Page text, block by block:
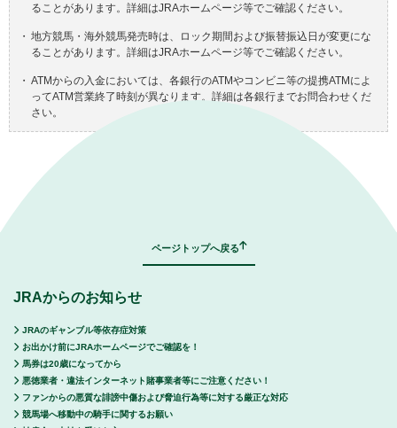
ることがあります。詳細はJRAホームページ等でご確認ください。
・ 地方競馬・海外競馬発売時は、ロック期間および振替振込日が変更にな
ることがあります。詳細はJRAホームページ等でご確認ください。
・ ATMからの入金においては、各銀行のATMやコンビニ等の提携ATMによ
ってATM営業終了時刻が異なります。詳細は各銀行までお問合わせくだ
さい。
ページトップへ戻る
JRAからのお知らせ
JRAのギャンブル等依存症対策
お出かけ前にJRAホームページでご確認を！
馬券は20歳になってから
悪徳業者・違法インターネット賭事業者等にご注意ください！
ファンからの悪質な誹謗中傷および脅迫行為等に対する厳正な対応
競馬場へ移動中の騎手に関するお願い